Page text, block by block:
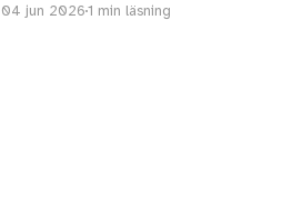
mest lämpligt om man dessutom vill
04 jun 20261 min läsning